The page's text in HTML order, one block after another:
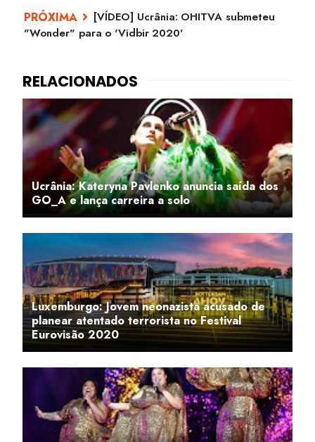
[VÍDEO] Ucrânia: OHITVA submeteu
"Wonder" para o 'Vidbir 2020'
Ucrânia: Kateryna Pavlenko anuncia saída dos
GO_A e lança carreira a solo
Luxemburgo: Jovem neonazista acusado de
planear atentado terrorista no Festival
Eurovisão 2020